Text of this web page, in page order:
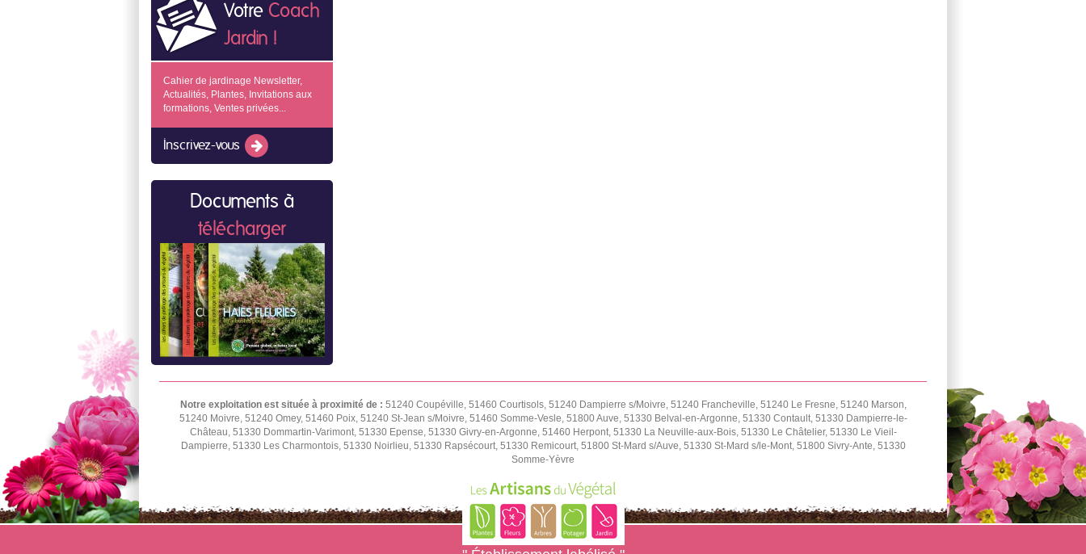
Votre Coach
Jardin !
Cahier de jardinage Newsletter,
Actualités, Plantes, Invitations aux
formations, Ventes privées...
Inscrivez-vous
Documents à
télécharger
Notre exploitation est située à proximité de : 51240 Coupéville, 51460 Courtisols, 51240 Dampierre s/Moivre, 51240 Francheville, 51240 Le Fresne, 51240 Marson,
51240 Moivre, 51240 Omey, 51460 Poix, 51240 St-Jean s/Moivre, 51460 Somme-Vesle, 51800 Auve, 51330 Belval-en-Argonne, 51330 Contault, 51330 Dampierre-le-
Château, 51330 Dommartin-Varimont, 51330 Epense, 51330 Givry-en-Argonne, 51460 Herpont, 51330 La Neuville-aux-Bois, 51330 Le Châtelier, 51330 Le Vieil-
Dampierre, 51330 Les Charmontois, 51330 Noirlieu, 51330 Rapsécourt, 51330 Remicourt, 51800 St-Mard s/Auve, 51330 St-Mard s/le-Mont, 51800 Sivry-Ante, 51330
Somme-Yèvre